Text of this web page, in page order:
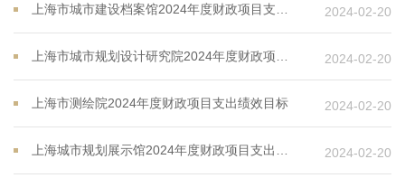
2024-02-20
2024-02-20
上海市测绘院2024年度财政项目支出绩效目标 2024-02-20
2024-02-20